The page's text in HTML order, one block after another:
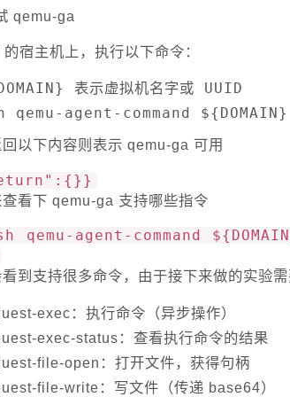
qemu-ga
宿主机上，执行以下命令：
表示虚拟机名字或 UUID
qemu-agent-command
以下内容则表示 qemu-ga 可用
看下 qemu-ga 支持哪些指令
qemu-agent-command
到支持很多命令，由于接下来做的实验
exec：执行命令（异步操作）
exec-status：查看执行命令的结果
file-open：打开文件，获得句柄
file-write：写文件（传递 base64）